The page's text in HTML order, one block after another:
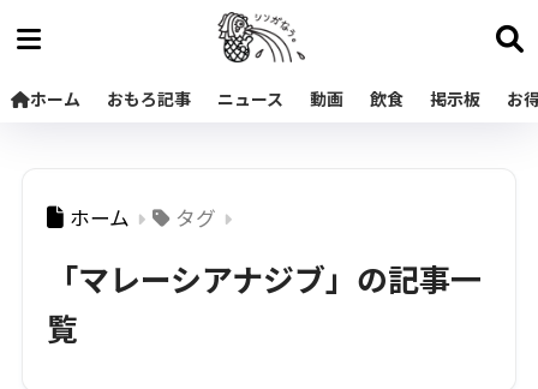
ホーム おもろ記事 ニュース 動画 飲食 掲示板 お
ホーム タグ
「マレーシアナジブ」の記事一
覧